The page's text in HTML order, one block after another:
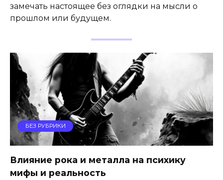
замечать настоящее без оглядки на мысли о
прошлом или будущем.
БЕЗ РУБРИКИ
Влияние рока и металла на психику
мифы и реальность